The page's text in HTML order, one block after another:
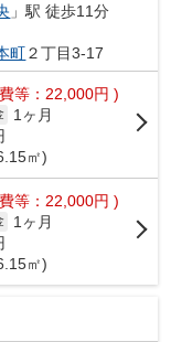
」駅 徒歩11分
町２丁目3-17
等：22,000円 )
1ヶ月
㎡)
等：22,000円 )
1ヶ月
㎡)